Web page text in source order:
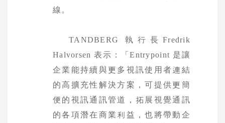
線。
TANDBERG執行長Fredrik
Halvorsen表示：「Entrypoint 是讓
企業能持續與更多視訊使用者連結
的高擴充性解決方案，可提供更簡
便的視訊通訊管道，拓展視覺通訊
的各項潛在商業利益，也將帶動企